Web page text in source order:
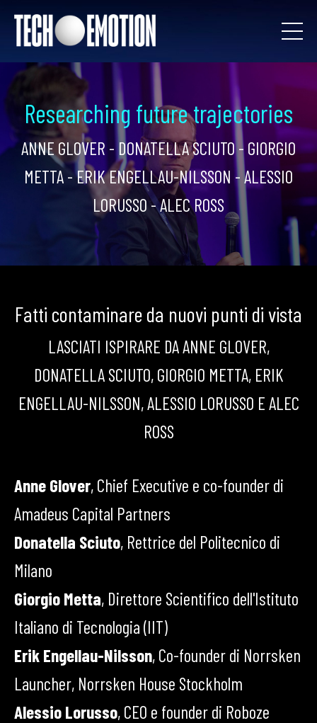
Researching future trajectories
ANNE GLOVER - DONATELLA SCIUTO - GIORGIO
METTA - ERIK ENGELLAU-NILSSON - ALESSIO
LORUSSO - ALEC ROSS
Fatti contaminare da nuovi punti di vista
LASCIATI ISPIRARE DA ANNE GLOVER,
DONATELLA SCIUTO, GIORGIO METTA, ERIK
ENGELLAU-NILSSON, ALESSIO LORUSSO E ALEC
ROSS
Anne Glover, Chief Executive e co-founder di
Amadeus Capital Partners
Donatella Sciuto, Rettrice del Politecnico di
Milano
Giorgio Metta, Direttore Scientifico dell'Istituto
Italiano di Tecnologia (IIT)
Erik Engellau-Nilsson, Co-founder di Norrsken
Launcher, Norrsken House Stockholm
Alessio Lorusso, CEO e founder di Roboze